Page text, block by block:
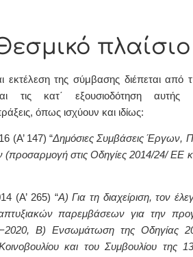
πλαίσιο
εκτέλεση της σύμβασης διέπεται από
τις κατ΄ εξουσιοδότηση αυτής
όπως ισχύουν και ιδίως:
(Α’ 147) “Δημόσιες Συμβάσεις Έργων,
(προσαρμογή στις Οδηγίες 2014/24/ ΕΕ
(Α’ 265) “Α) Για τη διαχείριση, τον
παρεμβάσεων για την
Β) Ενσωμάτωση της Οδηγίας
και του Συμβουλίου της